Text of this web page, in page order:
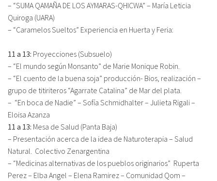
– “SUMA QAMAÑA DE LOS AYMARAS-QHICWA” – María Leticia
Quiroga (UARA)
– “Caramelos Sueltos” Experiencia en Huerta y Feria:
11 a 13: Proyecciones (Subsuelo)
– “El mundo según Monsanto” de Marie Monique Robin.
– “El cuento de la buena soja” producción- Bios, realización –
grupo de titiriteros “Agarrate Catalina” de Mar del plata.
– “En boca de Nadie” – Sofía Schmidhalter – Julieta Rigali –
Eloisa Azanza
11 a 13: Mesa de Salud (Panta Baja)
– Presentación acerca de la idea de Naturoterapia – Salud
Natural. Colectivo Zenargentina
– “Medicinas alternativas de los pueblos originarios” Ruperta
Perez – Elba Angel – Elena Ramirez – Comunidad Qom –